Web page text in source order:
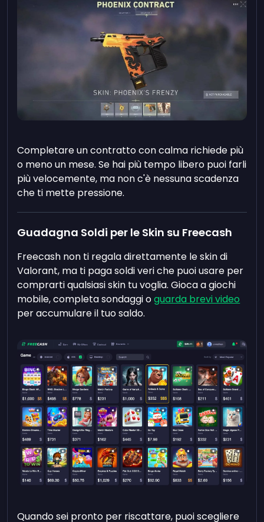
Completare un contratto con calma richiede più
o meno un mese. Se hai più tempo libero puoi farli
più velocemente, ma non c'è nessuna scadenza
che ti mette pressione.
Guadagna Soldi per le Skin su Freecash
Freecash non ti regala direttamente le skin di
Valorant, ma ti paga soldi veri che puoi usare per
comprarti qualsiasi skin tu voglia. Gioca a giochi
mobile, completa sondaggi oguarda brevi video
per accumulare il tuo saldo.
Quando sei pronto per riscattare, puoi scegliere